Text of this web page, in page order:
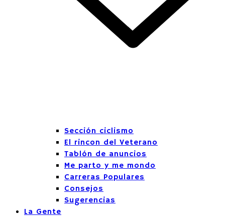
Sección ciclismo
El rincon del Veterano
Tablón de anuncios
Me parto y me mondo
Carreras Populares
Consejos
Sugerencias
La Gente